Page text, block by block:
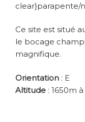
clear}parapente/
Ce site est situé
le bocage
magnifique.
Orientation : E
Altitude : 1650m